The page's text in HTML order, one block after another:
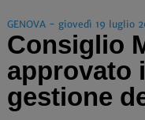
GENOVA - giovedì 19 luglio
Consiglio
approvato
gestione